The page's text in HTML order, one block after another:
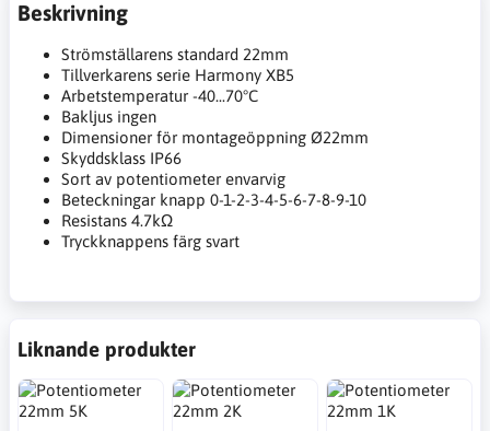
Beskrivning
Strömställarens standard 22mm
Tillverkarens serie Harmony XB5
Arbetstemperatur -40...70°C
Bakljus ingen
Dimensioner för montageöppning Ø22mm
Skyddsklass IP66
Sort av potentiometer envarvig
Beteckningar knapp 0-1-2-3-4-5-6-7-8-9-10
Resistans 4.7kΩ
Tryckknappens färg svart
Liknande produkter